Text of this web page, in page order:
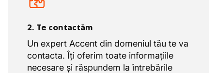
2. Te contactăm
Un expert Accent din domeniul tău te va
contacta. Îți oferim toate informațiile
necesare și răspundem la întrebările